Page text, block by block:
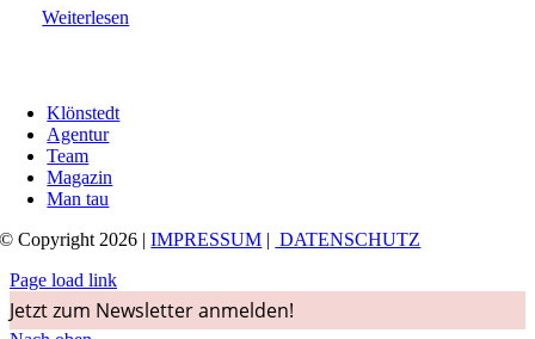
Weiterlesen
Klönstedt
Agentur
Team
Magazin
Man tau
© Copyright 2026 |IMPRESSUM | DATENSCHUTZ
Page load link
Jetzt zum Newsletter anmelden!